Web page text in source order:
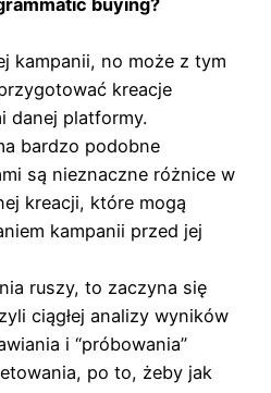
kampanii, no może z tym
kreacje
danej platformy.
bardzo podobne
są nieznaczne różnice w
kreacji, które mogą
kampanii przed jej
ruszy, to zaczyna się
ciągłej analizy wyników
i “próbowania”
po to, żeby jak